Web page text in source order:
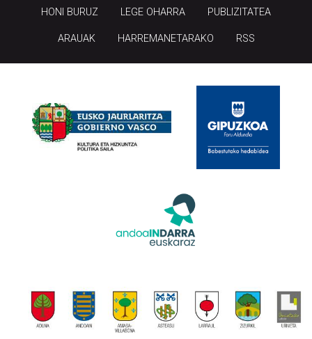
HONI BURUZ LEGE OHARRA PUBLIZITATEA
ARAUAK HARREMANETARAKO RSS